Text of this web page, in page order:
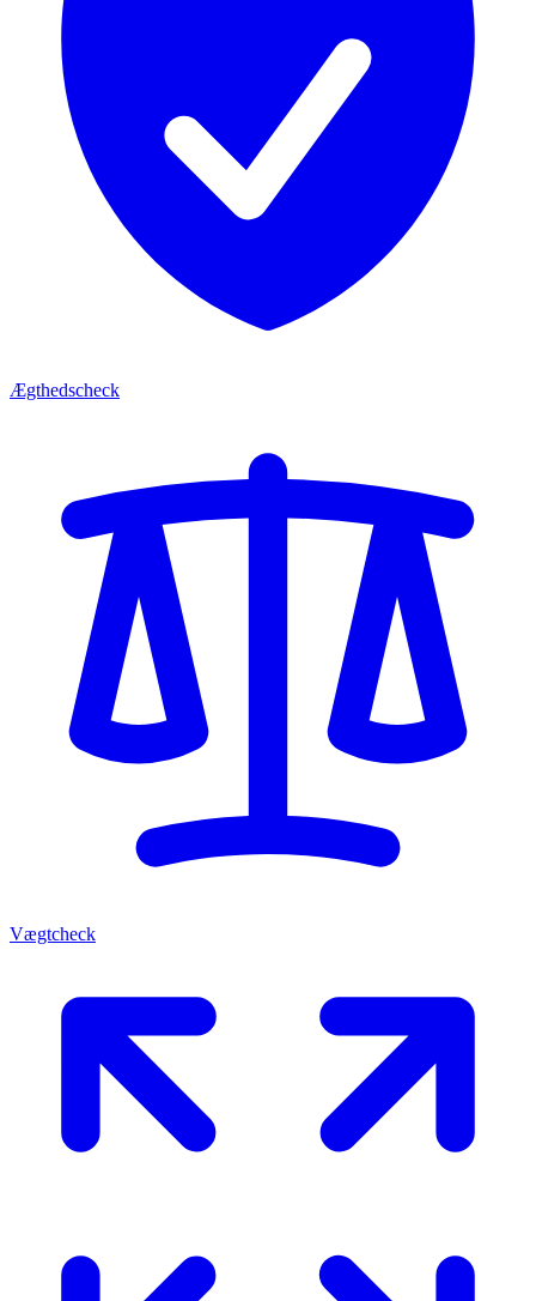
Ægthedscheck
Vægtcheck